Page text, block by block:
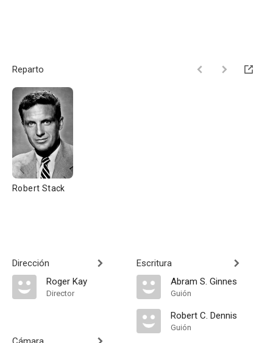
Reparto
Robert Stack
Dirección
Roger Kay
Director
Escritura
Abram S. Ginnes
Guión
Robert C. Dennis
Guión